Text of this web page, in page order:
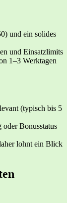
und ein solides
und Einsatzlimits
1–3 Werktagen
(typisch bis 5
Bonusstatus
lohnt ein Blick